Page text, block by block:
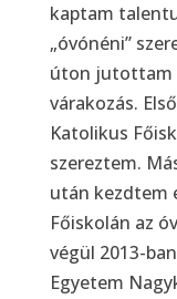
kaptam
„óvónéni”
úton jutottam
várakozás.
Katolikus
szereztem.
után kezdtem
Főiskolán az
végül 2013-
Egyetem